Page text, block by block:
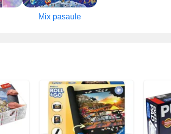
Mix pasaule